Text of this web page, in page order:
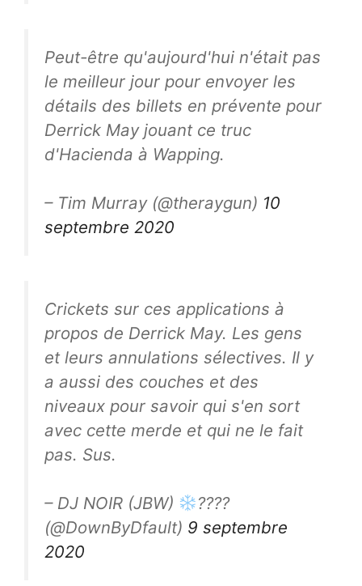
Peut-être qu'aujourd'hui n'était pas
le meilleur jour pour envoyer les
détails des billets en prévente pour
Derrick May jouant ce truc
d'Hacienda à Wapping.
– Tim Murray (@theraygun) 10
septembre 2020
Crickets sur ces applications à
propos de Derrick May. Les gens
et leurs annulations sélectives. Il y
a aussi des couches et des
niveaux pour savoir qui s'en sort
avec cette merde et qui ne le fait
pas. Sus.
– DJ NOIR (JBW)
????
(@DownByDfault) 9 septembre
2020